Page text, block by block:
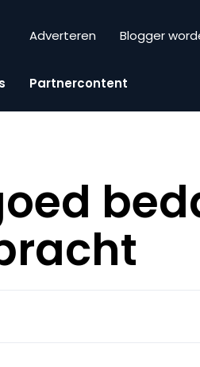
Adverteren Blogger
Partnercontent